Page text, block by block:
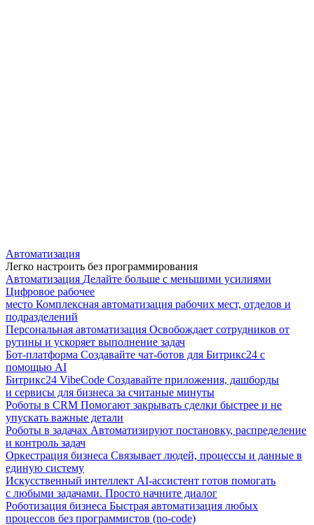
Автоматизация
Легко настроить без программирования
Автоматизация Делайте больше с меньшими усилиями
Цифровое рабочее
место Комплексная автоматизация рабочих мест, отделов и
подразделений
Персональная автоматизация Освобождает сотрудников от
рутины и ускоряет выполнение задач
Бот-платформа Создавайте чат-ботов для Битрикс24 с
помощью AI
Битрикс24 VibeCode Создавайте приложения, дашборды
и сервисы для бизнеса за считаные минуты
Роботы в CRM Помогают закрывать сделки быстрее и не
упускать важные детали
Роботы в задачах Автоматизируют постановку, распределение
и контроль задач
Оркестрация бизнеса Связывает людей, процессы и данные в
единую систему
Искусственный интеллект AI-ассистент готов помогать
с любыми задачами. Просто начните диалог
Роботизация бизнеса Быстрая автоматизация любых
процессов без программистов (no-code)